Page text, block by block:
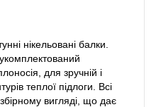
нікельовані балки.
для зручній і
теплої підлоги. Всі
вигляді, що дає